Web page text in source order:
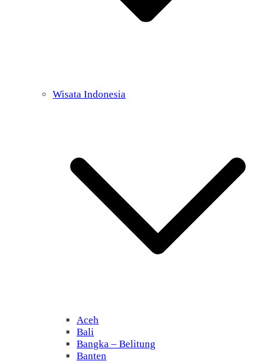
Wisata Indonesia
Aceh
Bali
Bangka – Belitung
Banten